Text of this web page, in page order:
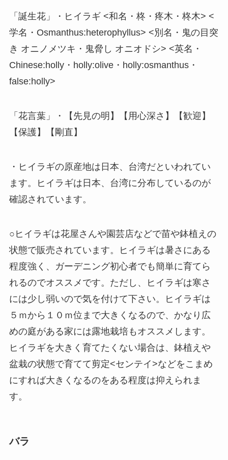
「誕生花」・ヒイラギ <和名・柊・疼木・柊木> <
学名・Osmanthus:heterophyllus> <別名・鬼の目突
き オニノメツキ・鬼脅し オニオドシ> <英名・
Chinese:holly・holly:olive・holly:osmanthus・
false:holly>
「花言葉」・【先見の明】【用心深さ】【歓迎】
【保護】【剛直】
・ヒイラギの原産地は日本、台湾だといわれてい
ます。ヒイラギは日本、台湾に分布しているのが
確認されています。
○ヒイラギは花屋さんや園芸店などで苗や鉢植えの
状態で販売されています。ヒイラギは暑さにある
程度強く、ガーデニング初心者でも簡単に育てら
れるのでオススメです。ただし、ヒイラギは寒さ
には少し弱いので気を付けて下さい。ヒイラギは
５ｍから１０ｍ位まで大きくなるので、かなり広
めの庭がある家には露地栽培もオススメします。
ヒイラギを大きく育てたくない場合は、鉢植えや
盆栽の状態で育てて剪定<センテイ>などをこまめ
にすれば大きくなるのをある程度は抑えられま
す。
バラ